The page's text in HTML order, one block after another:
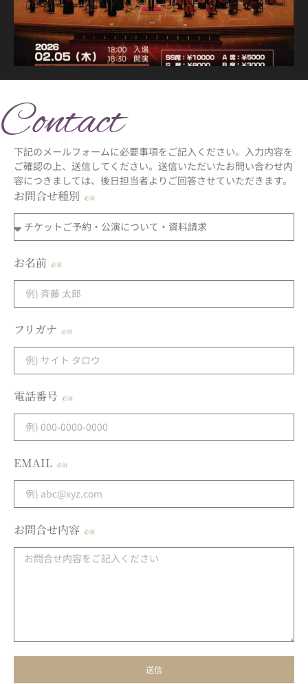
Contact
お問合せ
下記のメールフォームに必要事項をご記入ください。入力内容を
ご確認の上、送信してください。送信いただいたお問い合わせ内
容につきましては、後日担当者よりご回答させていただきます。
お問合せ種別
お名前
フリガナ
電話番号
EMAIL
お問合せ内容
送信